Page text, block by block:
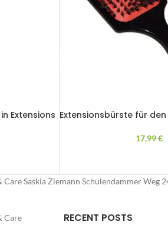
Extensions Extensionsbürste für den
17,99€
Care Saskia Ziemann Schulendammer
Care
RECENT POSTS